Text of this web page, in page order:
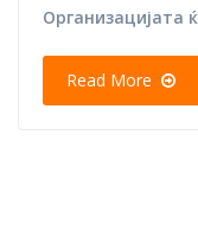
Организацијата
Read More